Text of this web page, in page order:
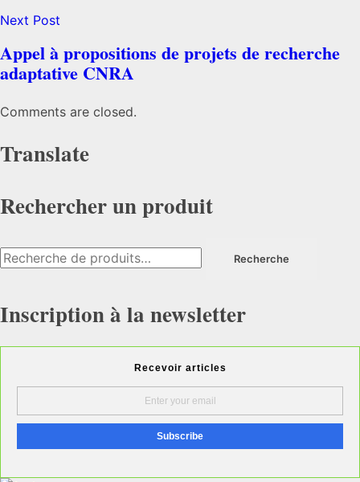
Next Post
Appel à propositions de projets de recherche
adaptative CNRA
Comments are closed.
Translate
Rechercher un produit
Recherche
pour :
Recherche
Inscription à la newsletter
Recevoir articles